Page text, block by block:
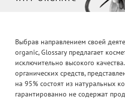
Выбрав направлением своей
organic, Glossary предлагает
исключительно высокого
органических средств,
на 95% состоят из натуральных
гарантированно не содержат